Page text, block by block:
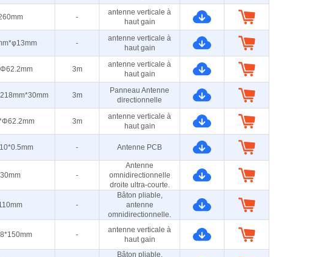
-
antenne verticale à
haut gain
-
antenne verticale à
haut gain
3m
antenne verticale à
haut gain
3m
Panneau Antenne
directionnelle
3m
antenne verticale à
haut gain
- Antenne PCB
30mm -
Antenne
omnidirectionnelle
droite ultra-courte.
-
Bâton pliable,
antenne
omnidirectionnelle.
-
antenne verticale à
haut gain
Bâton pliable,